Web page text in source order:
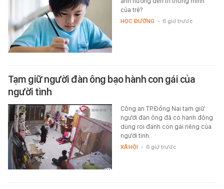
của trẻ?
HỌC ĐƯỜNG - 6 giờ trước
Tạm giữ người đàn ông bạo hành con gái của
người tình
Công an TP.Đồng Nai tạm giữ
người đàn ông đã có hành động
dùng roi đánh con gái riêng của
người tình.
XÃ HỘI - 6 giờ trước